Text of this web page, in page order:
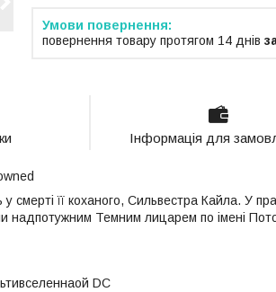
повернення товару протягом 14 днів
Інформація для
її коханого, Сильвестра Кайла. У
Темним лицарем по імені
DC